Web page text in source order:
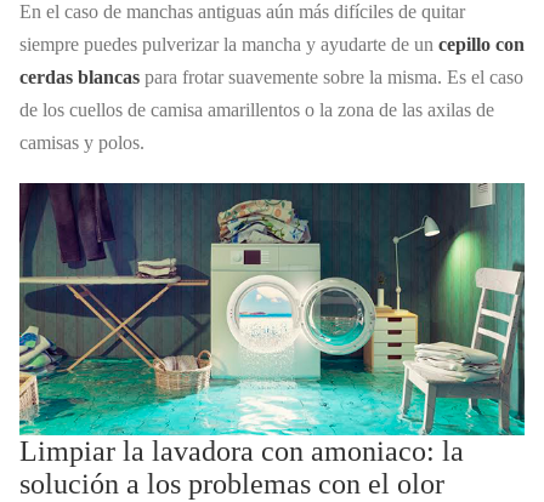
En el caso de manchas antiguas aún más difíciles de quitar
siempre puedes pulverizar la mancha y ayudarte de un cepillo con
cerdas blancas para frotar suavemente sobre la misma. Es el caso
de los cuellos de camisa amarillentos o la zona de las axilas de
camisas y polos.
Limpiar la lavadora con amoniaco: la
solución a los problemas con el olor